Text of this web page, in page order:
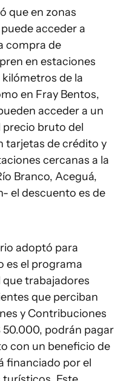
que en zonas
acceder a
compra de
en estaciones
de la
en Fray Bentos,
acceder a un
precio bruto del
tarjetas de crédito y
cercanas a la
Branco, Aceguá,
el descuento es de
adoptó para
es el programa
que trabajadores
que perciban
y Contribuciones
50.000, podrán pagar
con un beneficio de
financiado por el